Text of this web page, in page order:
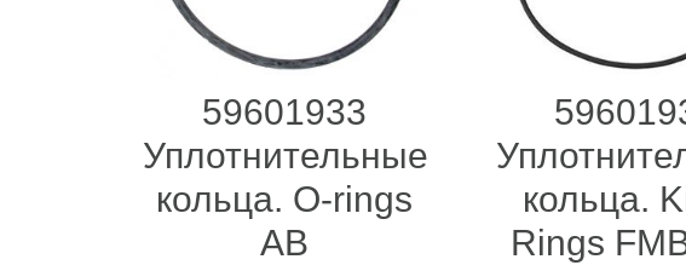
59601933
Уплотнительные
кольца. O-rings
AB
кольца.
Rings